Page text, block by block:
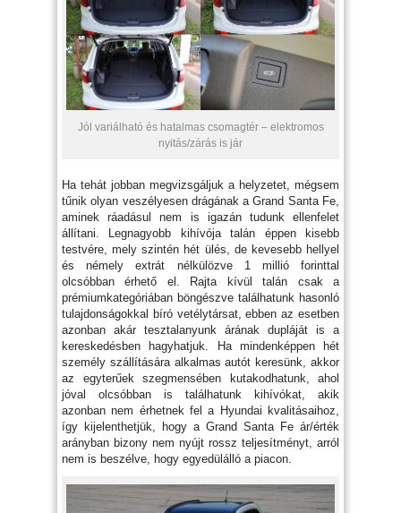
Jól variálható és hatalmas csomagtér – elektromos
nyitás/zárás is jár
Ha tehát jobban megvizsgáljuk a helyzetet, mégsem
tűnik olyan veszélyesen drágának a Grand Santa Fe,
aminek ráadásul nem is igazán tudunk ellenfelet
állítani. Legnagyobb kihívója talán éppen kisebb
testvére, mely szintén hét ülés, de kevesebb hellyel
és némely extrát nélkülözve 1 millió forinttal
olcsóbban érhető el. Rajta kívül talán csak a
prémiumkategóriában böngészve találhatunk hasonló
tulajdonságokkal bíró vetélytársat, ebben az esetben
azonban akár tesztalanyunk árának dupláját is a
kereskedésben hagyhatjuk. Ha mindenképpen hét
személy szállítására alkalmas autót keresünk, akkor
az egyterűek szegmensében kutakodhatunk, ahol
jóval olcsóbban is találhatunk kihívókat, akik
azonban nem érhetnek fel a Hyundai kvalitásaihoz,
így kijelenthetjük, hogy a Grand Santa Fe ár/érték
arányban bizony nem nyújt rossz teljesítményt, arról
nem is beszélve, hogy egyedülálló a piacon.